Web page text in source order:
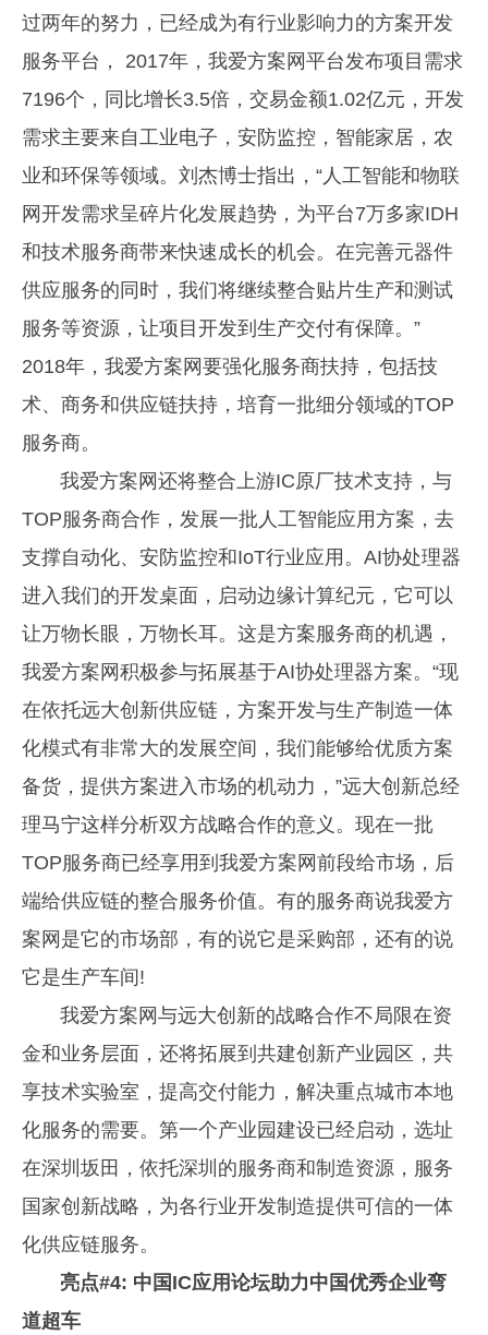
过两年的努力，已经成为有行业影响力的方案开发
服务平台， 2017年，我爱方案网平台发布项目需求
7196个，同比增长3.5倍，交易金额1.02亿元，开发
需求主要来自工业电子，安防监控，智能家居，农
业和环保等领域。刘杰博士指出，“人工智能和物联
网开发需求呈碎片化发展趋势，为平台7万多家IDH
和技术服务商带来快速成长的机会。在完善元器件
供应服务的同时，我们将继续整合贴片生产和测试
服务等资源，让项目开发到生产交付有保障。”
2018年，我爱方案网要强化服务商扶持，包括技
术、商务和供应链扶持，培育一批细分领域的TOP
服务商。
我爱方案网还将整合上游IC原厂技术支持，与
TOP服务商合作，发展一批人工智能应用方案，去
支撑自动化、安防监控和IoT行业应用。AI协处理器
进入我们的开发桌面，启动边缘计算纪元，它可以
让万物长眼，万物长耳。这是方案服务商的机遇，
我爱方案网积极参与拓展基于AI协处理器方案。“现
在依托远大创新供应链，方案开发与生产制造一体
化模式有非常大的发展空间，我们能够给优质方案
备货，提供方案进入市场的机动力，”远大创新总经
理马宁这样分析双方战略合作的意义。现在一批
TOP服务商已经享用到我爱方案网前段给市场，后
端给供应链的整合服务价值。有的服务商说我爱方
案网是它的市场部，有的说它是采购部，还有的说
它是生产车间!
我爱方案网与远大创新的战略合作不局限在资
金和业务层面，还将拓展到共建创新产业园区，共
享技术实验室，提高交付能力，解决重点城市本地
化服务的需要。第一个产业园建设已经启动，选址
在深圳坂田，依托深圳的服务商和制造资源，服务
国家创新战略，为各行业开发制造提供可信的一体
化供应链服务。
亮点#4: 中国IC应用论坛助力中国优秀企业弯
道超车